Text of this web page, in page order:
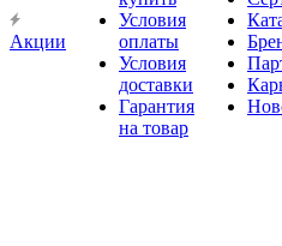
Акции
Условия
оплаты
Условия
доставки
Гарантия
на товар